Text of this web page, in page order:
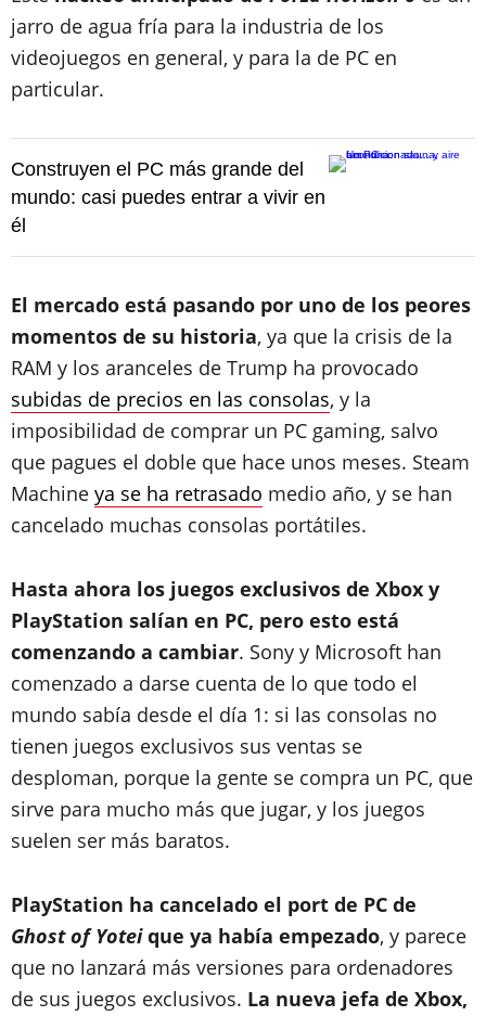
jarro de agua fría para la industria de los
videojuegos en general, y para la de PC en
particular.
Construyen el PC más grande del
mundo: casi puedes entrar a vivir en
él
El mercado está pasando por uno de los peores
momentos de su historia, ya que la crisis de la
RAM y los aranceles de Trump ha provocado
subidas de precios en las consolas, y la
imposibilidad de comprar un PC gaming, salvo
que pagues el doble que hace unos meses. Steam
Machine ya se ha retrasado medio año, y se han
cancelado muchas consolas portátiles.
Hasta ahora los juegos exclusivos de Xbox y
PlayStation salían en PC, pero esto está
comenzando a cambiar. Sony y Microsoft han
comenzado a darse cuenta de lo que todo el
mundo sabía desde el día 1: si las consolas no
tienen juegos exclusivos sus ventas se
desploman, porque la gente se compra un PC, que
sirve para mucho más que jugar, y los juegos
suelen ser más baratos.
PlayStation ha cancelado el port de PC de
Ghost of Yoteique ya había empezado, y parece
que no lanzará más versiones para ordenadores
de sus juegos exclusivos. La nueva jefa de Xbox,